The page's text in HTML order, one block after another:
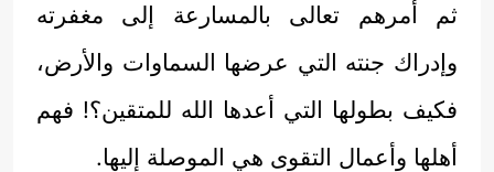
ثم أمرهم تعالى بالمسارعة إلى مغفرته
وإدراك جنته التي عرضها السماوات والأرض،
فكيف بطولها التي أعدها الله للمتقين؟! فهم
أهلها وأعمال التقوى هي الموصلة إليها.